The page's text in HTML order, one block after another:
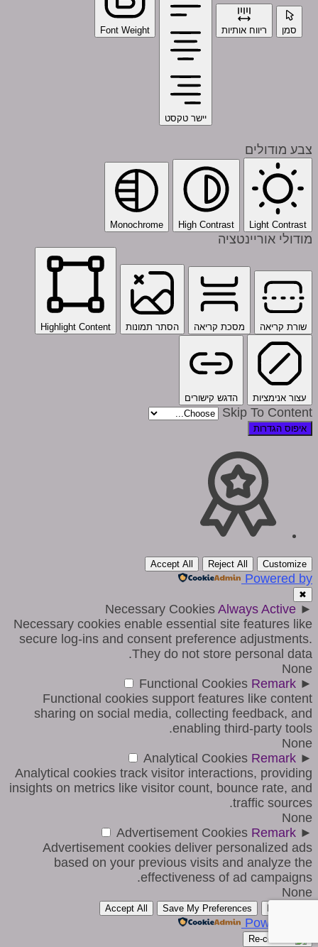
סמן ריווח אותיות
יישר טקסט
Font Weight
צבע מודולים
Light Contrast
High Contrast
Monochrome
מודולי אוריינטציה
שורת קריאה מסכת קריאה הסתר תמונות Highlight Content
עצור אנימציות הדגש קישורים
Skip To Content
איפוס הגדרות
Customize
Reject All
Accept All
Powered by
✖
►
Necessary Cookies Always Active
Necessary cookies enable essential site features like
secure log-ins and consent preference adjustments.
They do not store personal data.
None
►
Functional Cookies Remark
Functional cookies support features like content
sharing on social media, collecting feedback, and
enabling third-party tools.
None
►
Analytical Cookies Remark
Analytical cookies track visitor interactions, providing
insights on metrics like visitor count, bounce rate, and
traffic sources.
None
►
Advertisement Cookies Remark
Advertisement cookies deliver personalized ads
based on your previous visits and analyze the
effectiveness of ad campaigns.
None
Reject All
Save My Preferences
Accept All
Powered by